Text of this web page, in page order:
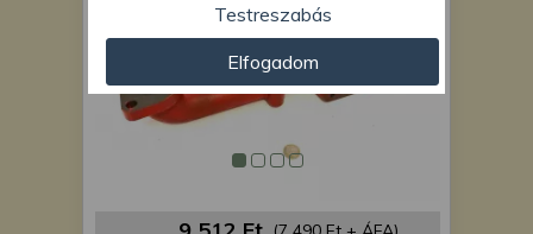
személyre szabott hirdetések és
tartalom nyújtásához, hirdetés- és
tartalomméréshez, nézettségi adatok
gyűjtéséhez, valamint termékek
kifejlesztéséhez és a termékek
javításához. Az Ön engedélyével mi és a
partnereink eszközleolvasásos
adatokat és azonosítási információkat
Testreszabás
Elfogadom